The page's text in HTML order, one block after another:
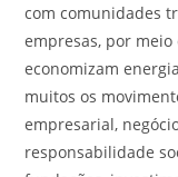
com comunidades
empresas, por
economizam
muitos os
empresarial,
responsabilidade